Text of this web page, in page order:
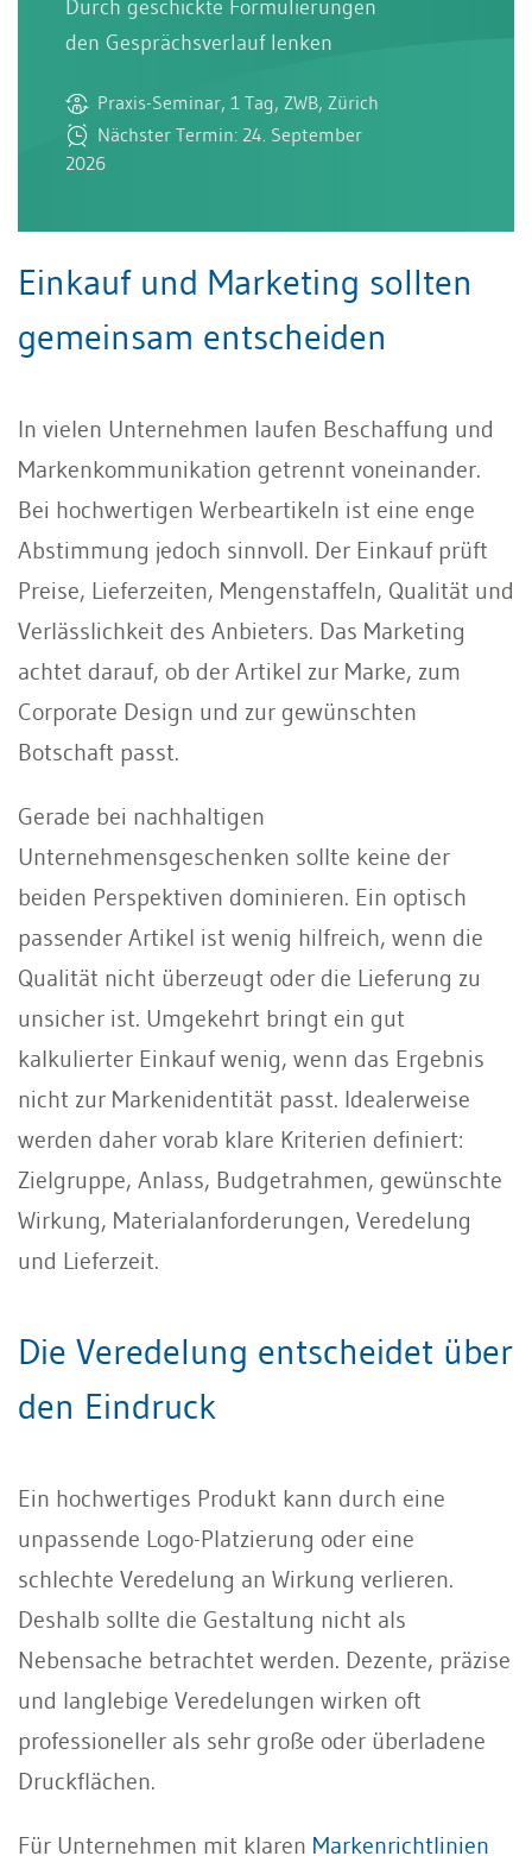
Durch geschickte Formulierungen
den Gesprächsverlauf lenken
Praxis-Seminar, 1 Tag, ZWB, Zürich
Nächster Termin: 24. September
2026
Einkauf und Marketing sollten
gemeinsam entscheiden
In vielen Unternehmen laufen Beschaffung und
Markenkommunikation getrennt voneinander.
Bei hochwertigen Werbeartikeln ist eine enge
Abstimmung jedoch sinnvoll. Der Einkauf prüft
Preise, Lieferzeiten, Mengenstaffeln, Qualität und
Verlässlichkeit des Anbieters. Das Marketing
achtet darauf, ob der Artikel zur Marke, zum
Corporate Design und zur gewünschten
Botschaft passt.
Gerade bei nachhaltigen
Unternehmensgeschenken sollte keine der
beiden Perspektiven dominieren. Ein optisch
passender Artikel ist wenig hilfreich, wenn die
Qualität nicht überzeugt oder die Lieferung zu
unsicher ist. Umgekehrt bringt ein gut
kalkulierter Einkauf wenig, wenn das Ergebnis
nicht zur Markenidentität passt. Idealerweise
werden daher vorab klare Kriterien definiert:
Zielgruppe, Anlass, Budgetrahmen, gewünschte
Wirkung, Materialanforderungen, Veredelung
und Lieferzeit.
Die Veredelung entscheidet über
den Eindruck
Ein hochwertiges Produkt kann durch eine
unpassende Logo-Platzierung oder eine
schlechte Veredelung an Wirkung verlieren.
Deshalb sollte die Gestaltung nicht als
Nebensache betrachtet werden. Dezente, präzise
und langlebige Veredelungen wirken oft
professioneller als sehr große oder überladene
Druckflächen.
Für Unternehmen mit klaren Markenrichtlinien